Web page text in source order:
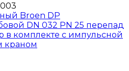
Broen DP
DN 032 PN 25 перепад
в комплекте с импульсной
краном